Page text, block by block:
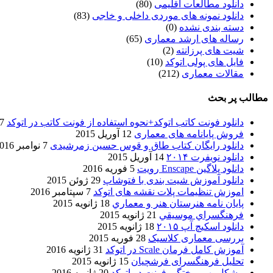
دانلود مطالعات اقلیمی (80)
دانلود نمونه های موردی داخلی و خاجی (83)
دسته بندی نشده (0)
رساله های ارشد معماری (65)
شیت های پرزانته (2)
فایل های پولی اتوکد (10)
مقالات معماری (212)
مطالب پر بحث
دانلود فونت کاتب اتوکد+نحوه استفاده از فونت کاتب در اتوکد 7 آگوست 2017
فروش پایانامه های معماری 12 آوریل 2015
دانلود رایگان کتاب طاق و قوس حسین زمرشیدی 7 نوامبر 2016
دانلود نویفرت ۲۰۱۴
14 آوریل 2015
دانلود پلاگین Enscape رویت
5 فوریه 2016
دانلود آموزش شیت بندی با فتوشاپ 29 ژوئن 2015
اموزش تنظیمات پلات نقشه های اتوکد 7 سپتامبر 2016
پایان نامه هنرستان هنر و معماري 18 ژانویه 2015
فرهنگسراي موسيقي 21 ژانویه 2015
دانلود اسکیچ آپ ۲۰۱۵
18 ژانویه 2015
بررسی معماری کلاسیک 28 فوریه 2015
آموزش کامل فرمان Scale در اتوکد
31 ژانویه 2016
تحلیل فرهنگسرای فرشچیان 15 ژانویه 2015